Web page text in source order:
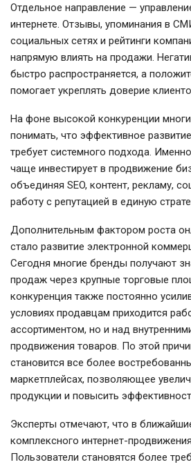
Отдельное направление —
интернете. Отзывы, упоминания в
социальных сетях и рейтинги
напрямую влиять на продажи.
быстро распространяется, а
помогает укреплять доверие
На фоне высокой конкуренции
понимать, что эффективное
требует системного подхода.
чаще инвестирует в продвижение
объединяя SEO, контент, рекламу,
работу с репутацией в единую
Дополнительным фактором роста
стало развитие электронной
Сегодня многие бренды получают
продаж через крупные торговые
конкуренция также постоянно
условиях продавцам приходится
ассортиментом, но и над
продвижения товаров. По этой
становится все более
маркетплейсах, позволяющее
продукции и повысить
Эксперты отмечают, что в
комплексного интернет-
Пользователи становятся более